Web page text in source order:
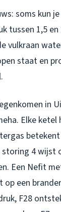
soms kun
tussen 1,5
vulkraan
staat en
in
Elke ketel
4 wijst
Een Nefit
een
F28